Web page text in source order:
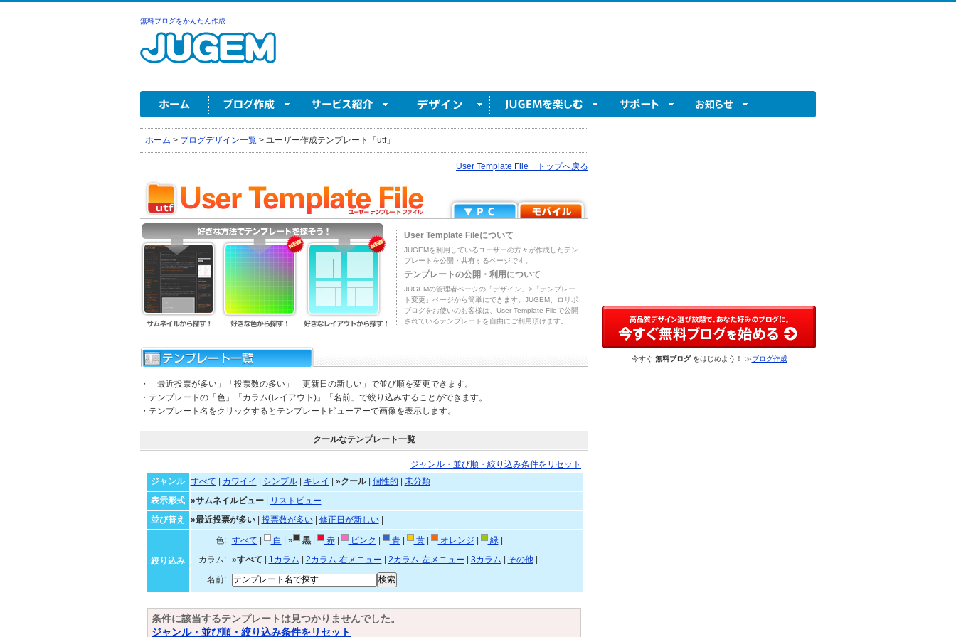
無料ブログをかんたん作成
ホーム > ブログデザイン一覧 > ユーザー作成テンプレート「utf」
User Template File トップへ戻る
User Template Fileについて
JUGEMを利用しているユーザーの方々が作成したテン
プレートを公開・共有するページです。
テンプレートの公開・利用について
JUGEMの管理者ページの「デザイン」>「テンプレー
ト変更」ページから簡単にできます。JUGEM、ロリポ
ブログをお使いのお客様は、User Template Fileで公開
されているテンプレートを自由にご利用頂けます。
・「最近投票が多い」「投票数の多い」「更新日の新しい」で並び順を変更できます。
・テンプレートの「色」「カラム(レイアウト)」「名前」で絞り込みすることができます。
・テンプレート名をクリックするとテンプレートビューアーで画像を表示します。
クールなテンプレート一覧
ジャンル・並び順・絞り込み条件をリセット
ジャンル
すべて カワイイ シンプル| キレイ »クール| 個性的
未分類
表示形式
»サムネイルビュー|
リストビュー
並び替え
»最近投票が多い| 投票数が多い| 修正日が新しい|
絞り込み
色: すべて 白 » 黒| 赤| ピンク 青| 黄| オレンジ 緑|
カラム:
»すべて 1カラム 2カラム-右メニュー 2カラム-左メニュー 3カラム その他|
名前:
条件に該当するテンプレートは見つかりませんでした。
ジャンル・並び順・絞り込み条件をリセット
今すぐ 無料ブログをはじめよう！ ≫ブログ作成